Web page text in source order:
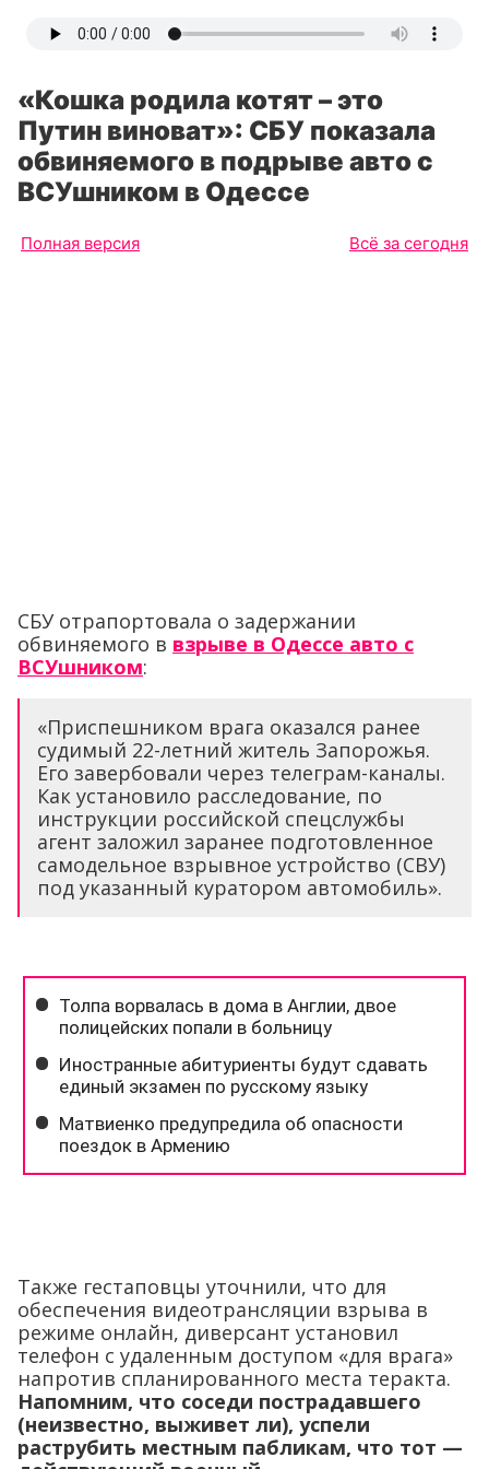
«Кошка родила котят – это
Путин виноват»: СБУ показала
обвиняемого в подрыве авто с
ВСУшником в Одессе
Полная версия Всё за сегодня
СБУ отрапортовала о задержании
обвиняемого в взрыве в Одессе авто с
ВСУшником:
«Приспешником врага оказался ранее
судимый 22-летний житель Запорожья.
Его завербовали через телеграм-каналы.
Как установило расследование, по
инструкции российской спецслужбы
агент заложил заранее подготовленное
самодельное взрывное устройство (СВУ)
под указанный куратором автомобиль».
Также гестаповцы уточнили, что для
обеспечения видеотрансляции взрыва в
режиме онлайн, диверсант установил
телефон с удаленным доступом «для врага»
напротив спланированного места теракта.
Напомним, что соседи пострадавшего
(неизвестно, выживет ли), успели
раструбить местным пабликам, что тот —